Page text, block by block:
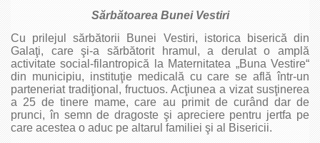
Sărbătoarea Bunei Vestiri
Cu prilejul sărbătorii Bunei Vestiri, istorica biserică din
Galaţi, care şi-a sărbătorit hramul, a derulat o amplă
activitate social‑filantropică la Maternitatea „Buna Vestire“
din municipiu, instituţie medicală cu care se află într‑un
parteneriat tradiţional, fructuos. Acţiunea a vizat susţinerea
a 25 de tinere mame, care au primit de curând dar de
prunci, în semn de dragoste şi apreciere pentru jertfa pe
care acestea o aduc pe altarul familiei şi al Bisericii.